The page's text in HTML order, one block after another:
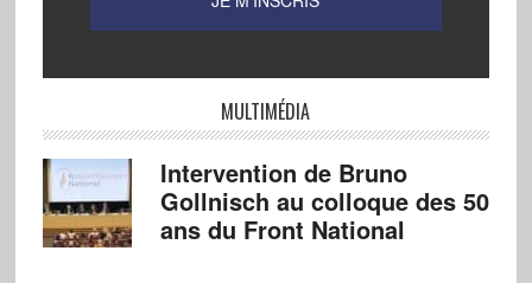
MULTIMÉDIA
Intervention de Bruno
Gollnisch au colloque des 50
ans du Front National